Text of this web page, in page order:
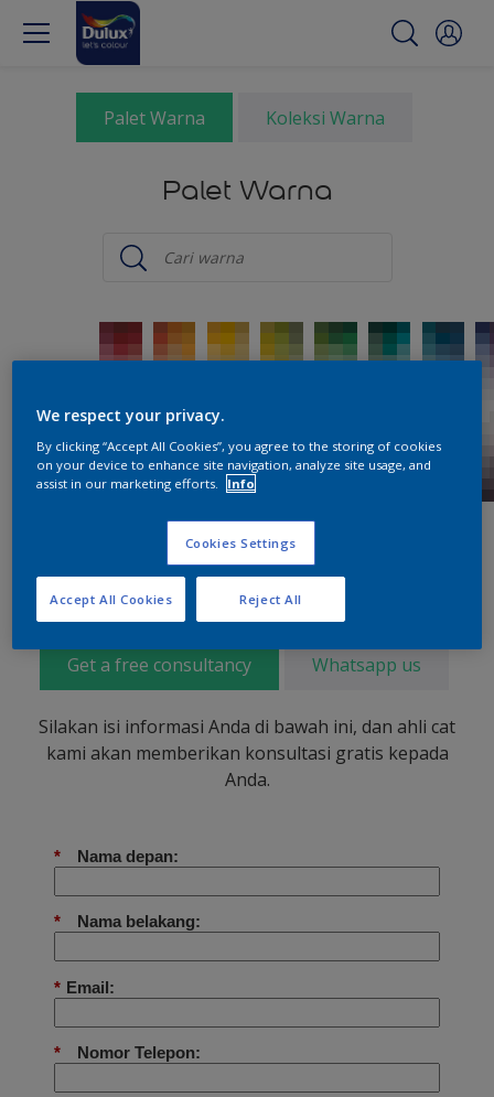
Palet Warna Koleksi Warna
Palet Warna
Get a free consultancy Whatsapp us
Silakan isi informasi Anda di bawah ini, dan ahli cat
kami akan memberikan konsultasi gratis kepada
Anda.
We respect your privacy.
By clicking “Accept All Cookies”, you agree to the storing of cookies
on your device to enhance site navigation, analyze site usage, and
assist in our marketing efforts.
Info
Cookies Settings
Reject All
Accept All Cookies